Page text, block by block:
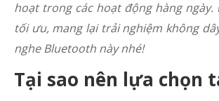
3.9 Tai nghe Apple
3.10
Tai nghe Sennheiser
Tai nghe Bluetooth có thể sử dụng
4.1 Chạy bộ
4.2 Bơi lội
hoạt trong các hoạt động hàng
tối ưu, mang lại trải nghiệm không
nghe Bluetooth này nhé!
Tại sao nên lựa chọn